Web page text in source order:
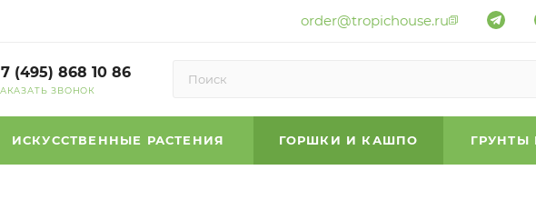
order@tropichouse.ru
(495) 868 10 86
ЗВОНОК
ИСКУССТВЕННЫЕ РАСТЕНИЯ ГОРШКИ И КАШПО ГРУНТЫ